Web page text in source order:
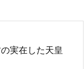
実在した天皇